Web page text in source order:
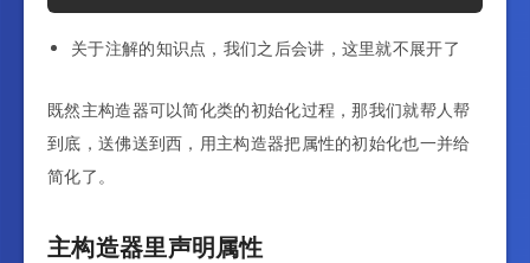
关于注解的知识点，我们之后会讲，这里就不展开了
既然主构造器可以简化类的初始化过程，那我们就帮人帮
到底，送佛送到西，用主构造器把属性的初始化也一并给
简化了。
主构造器里声明属性